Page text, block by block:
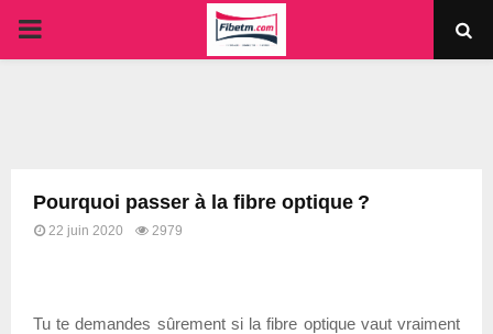
PRIMARY
Pourquoi passer à la fibre optique ?
22 juin 2020 2979
Tu te demandes sûrement si la fibre optique vaut vraiment